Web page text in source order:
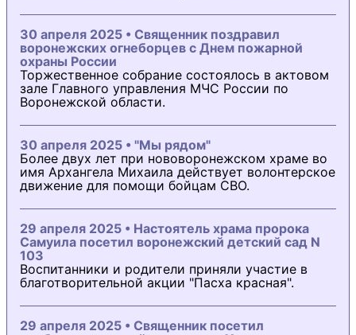
30 апреля 2025 • Священник поздравил
воронежских огнеборцев с Днем пожарной
охраны России
Торжественное собрание состоялось в актовом
зале Главного управления МЧС России по
Воронежской области.
30 апреля 2025 • "Мы рядом"
Более двух лет при нововоронежском храме во
имя Архангела Михаила действует волонтерское
движение для помощи бойцам СВО.
29 апреля 2025 • Настоятель храма пророка
Самуила посетил воронежский детский сад N
103
Воспитанники и родители приняли участие в
благотворительной акции "Пасха красная".
29 апреля 2025 • Священник посетил